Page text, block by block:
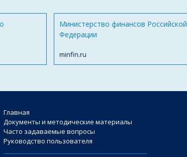
Министерство финансов Российской
Федерации
minfin.ru
Главная
Документы и методические материалы
Часто задаваемые вопросы
Руководство пользователя